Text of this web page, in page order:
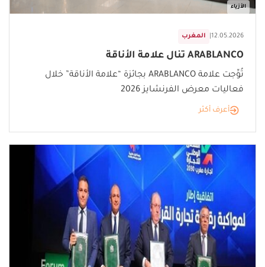
الأزياء
المغرب 12.05.2026
ARABLANCO تنال علامة الأناقة
تُوِّجت علامة ARABLANCO بجائزة “علامة الأناقة” خلال
فعاليات معرض الفرنشايز 2026
أعرف أكثر